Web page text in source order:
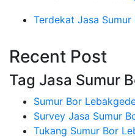
Terdekat Jasa
Recent Post
Tag Jasa Sumur
Sumur Bor
Survey Jasa Sumur
Tukang Sumur Bor